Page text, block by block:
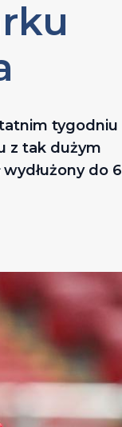
tygodniu
z tak dużym
do 6